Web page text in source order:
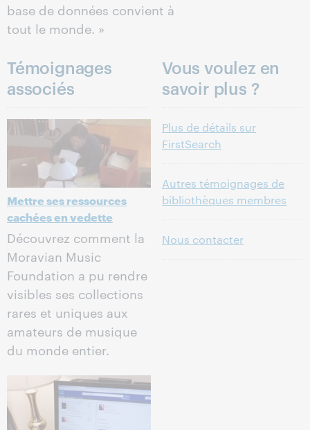
base de données convient à
tout le monde. »
Témoignages
associés
Mettre ses ressources
cachées en vedette
Découvrez comment la
Moravian Music
Foundation a pu rendre
visibles ses collections
rares et uniques aux
amateurs de musique
du monde entier.
Vous voulez en
savoir plus ?
Plus de détails sur
FirstSearch
Autres témoignages de
bibliothèques membres
Nous contacter